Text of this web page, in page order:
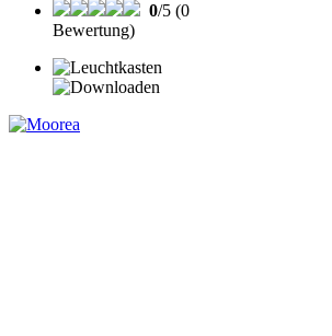
0/5 (0
Bewertung)